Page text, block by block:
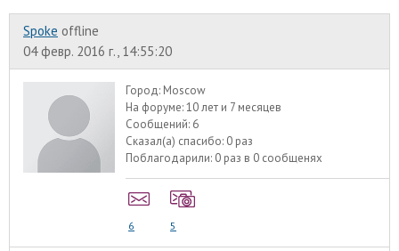
Spoke offline
04 февр. 2016 г., 14:55:20
Город: Moscow
На форуме:10 лет и 7 месяцев
Сообщений: 6
Сказал(а) спасибо: 0 раз
Поблагодарили: 0 раз в 0 сообщенях
6 5